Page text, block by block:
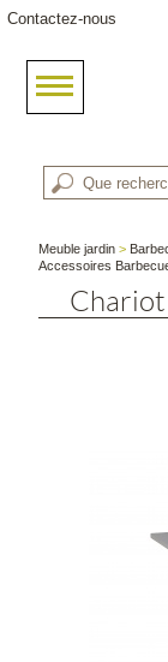
Contactez-nous
Meuble jardin >
Accessoires